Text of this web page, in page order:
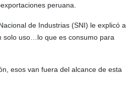
peruana.
de Industrias (SNI) le explicó a
solo uso…lo que es consumo para
esos van fuera del alcance de esta